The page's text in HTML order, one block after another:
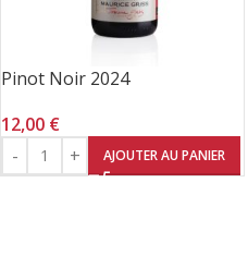
Pinot Noir 2024
12,00 €
AJOUTER AU PANIER